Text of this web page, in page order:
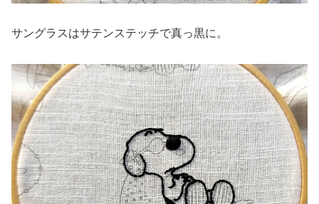
サングラスはサテンステッチで真っ黒に。